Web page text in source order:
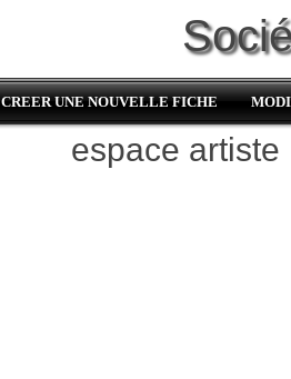
espace artiste
CREER UNE NOUVELLE FICHE